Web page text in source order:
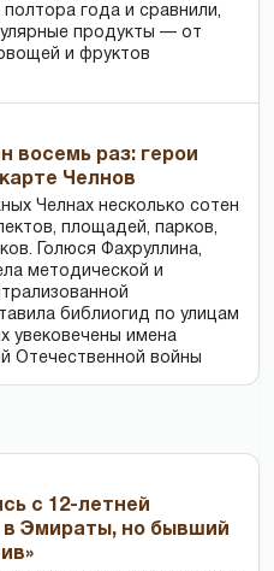
года и сравнили,
продукты — от
и фруктов
восемь раз: герои
Челнов
Челнах несколько сотен
площадей, парков,
Голюся Фахруллина,
методической и
библиогид по улицам
увековечены имена
Отечественной войны
с 12-летней
Эмираты, но бывший